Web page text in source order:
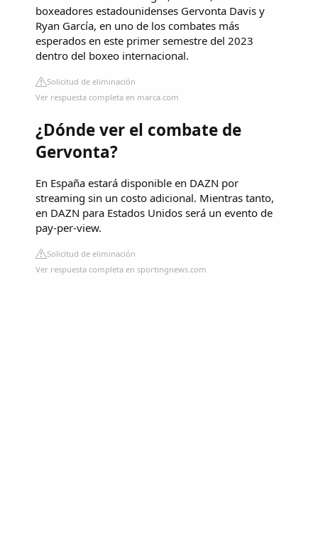
boxeadores estadounidenses Gervonta Davis y
Ryan García, en uno de los combates más
esperados en este primer semestre del 2023
dentro del boxeo internacional.
Solicitud de eliminación
Ver respuesta completa en marca.com
¿Dónde ver el combate de
Gervonta?
En España estará disponible en DAZN por
streaming sin un costo adicional. Mientras tanto,
en DAZN para Estados Unidos será un evento de
pay-per-view.
Solicitud de eliminación
Ver respuesta completa en sportingnews.com